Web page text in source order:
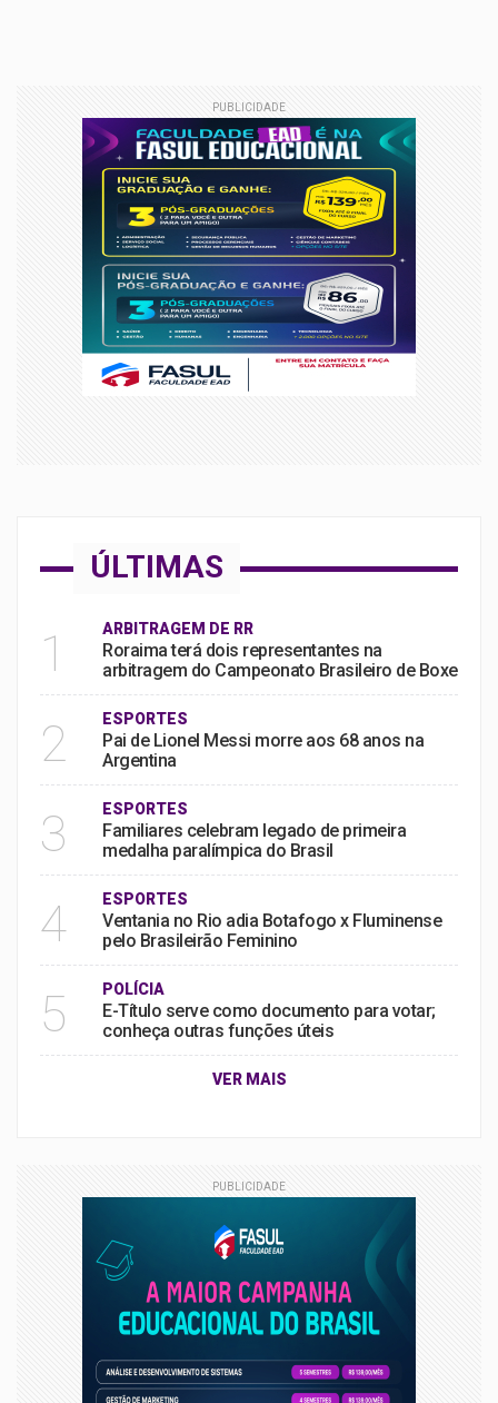
PUBLICIDADE
ÚLTIMAS
1 ARBITRAGEM DE RR
Roraima terá dois representantes na
arbitragem do Campeonato Brasileiro de Boxe
2 ESPORTES
Pai de Lionel Messi morre aos 68 anos na
Argentina
3 ESPORTES
Familiares celebram legado de primeira
medalha paralímpica do Brasil
4 ESPORTES
Ventania no Rio adia Botafogo x Fluminense
pelo Brasileirão Feminino
5 POLÍCIA
E-Título serve como documento para votar;
conheça outras funções úteis
VER MAIS
PUBLICIDADE